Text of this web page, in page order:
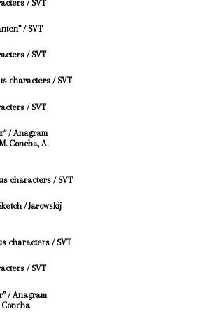
/ SVT
/ SVT
/ SVT
characters / SVT
/ SVT
/ Anagram
Concha, A.
characters / SVT
/ Jarowskij
characters / SVT
/ SVT
/ Anagram